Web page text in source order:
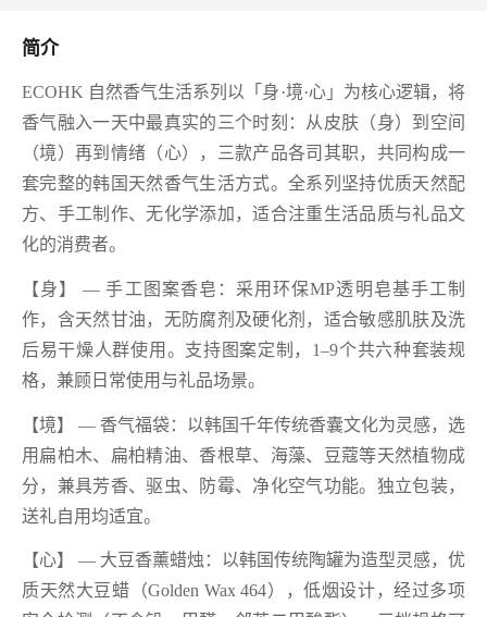
简介
ECOHK 自然香气生活系列以「身·境·心」为核心逻辑，将
香气融入一天中最真实的三个时刻：从皮肤（身）到空间
（境）再到情绪（心），三款产品各司其职，共同构成一
套完整的韩国天然香气生活方式。全系列坚持优质天然配
方、手工制作、无化学添加，适合注重生活品质与礼品文
化的消费者。
【身】 — 手工图案香皂：采用环保MP透明皂基手工制
作，含天然甘油，无防腐剂及硬化剂，适合敏感肌肤及洗
后易干燥人群使用。支持图案定制，1–9个共六种套装规
格，兼顾日常使用与礼品场景。
【境】 — 香气福袋：以韩国千年传统香囊文化为灵感，选
用扁柏木、扁柏精油、香根草、海藻、豆蔻等天然植物成
分，兼具芳香、驱虫、防霉、净化空气功能。独立包装，
送礼自用均适宜。
【心】 — 大豆香薰蜡烛：以韩国传统陶罐为造型灵感，优
质天然大豆蜡（Golden Wax 464），低烟设计，经过多项